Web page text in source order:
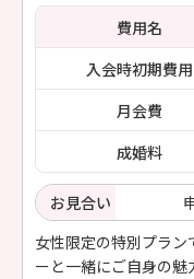
費用名
入会時初期費用
月会費
成婚料
お見合い
女性限定の特別プラ
ーと一緒にご自身の